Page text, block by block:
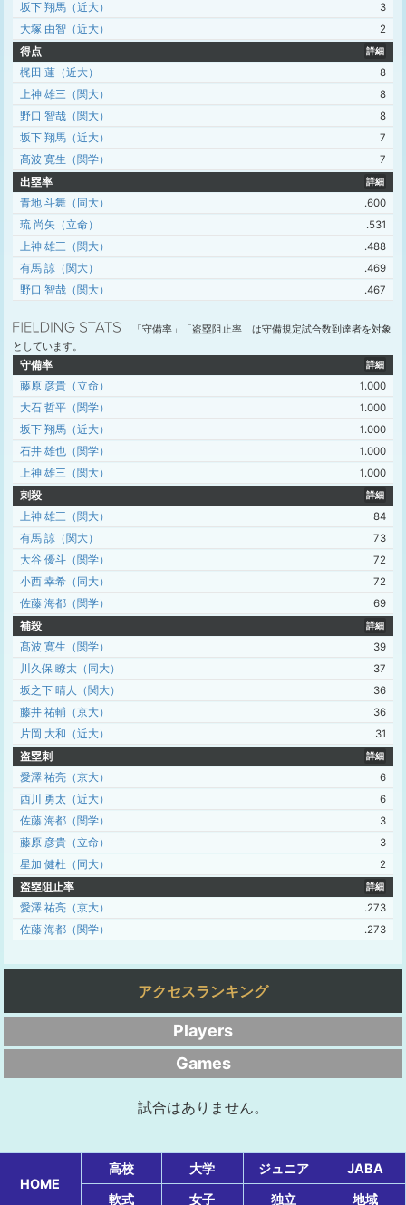
坂下 翔馬（近大）
3
大塚 由智（近大）
2
得点
詳細
梶田 蓮（近大）
8
上神 雄三（関大）
8
野口 智哉（関大）
8
坂下 翔馬（近大）
7
髙波 寛生（関学）
7
出塁率
詳細
青地 斗舞（同大）
.600
琉 尚矢（立命）
.531
上神 雄三（関大）
.488
有馬 諒（関大）
.469
野口 智哉（関大）
.467
「守備率」「盗塁阻止率」は守備規定試合数到達者を対象
としています。
守備率
詳細
藤原 彦貴（立命）
1.000
大石 哲平（関学）
1.000
坂下 翔馬（近大）
1.000
石井 雄也（関学）
1.000
上神 雄三（関大）
1.000
刺殺
詳細
上神 雄三（関大）
84
有馬 諒（関大）
73
大谷 優斗（関学）
72
小西 幸希（同大）
72
佐藤 海都（関学）
69
補殺
詳細
髙波 寛生（関学）
39
川久保 瞭太（同大）
37
坂之下 晴人（関大）
36
藤井 祐輔（京大）
36
片岡 大和（近大）
31
盗塁刺
詳細
愛澤 祐亮（京大）
6
西川 勇太（近大）
6
佐藤 海都（関学）
3
藤原 彦貴（立命）
3
星加 健杜（同大）
2
盗塁阻止率
詳細
愛澤 祐亮（京大）
.273
佐藤 海都（関学）
.273
アクセスランキング
Players
Games
試合はありません。
HOME
高校 大学 ジュニア
JABA
軟式
女子 独立 地域